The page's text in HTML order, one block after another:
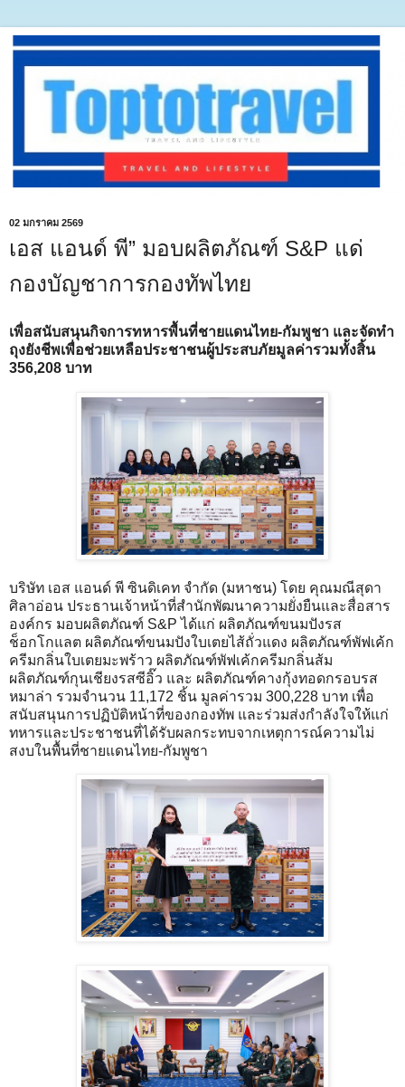
02 มกราคม 2569
เอส แอนด์ พี” มอบผลิตภัณฑ์ S&P แด่
กองบัญชาการกองทัพไทย
เพื่อสนับสนุนกิจการทหารพื้นที่ชายแดนไทย-กัมพูชา และจัดทำ
ถุงยังชีพเพื่อช่วยเหลือประชาชนผู้ประสบภัยมูลค่ารวมทั้งสิ้น
356,208 บาท
บริษัท เอส แอนด์ พี ซินดิเคท จำกัด (มหาชน) โดย คุณมณีสุดา
ศิลาอ่อน ประธานเจ้าหน้าที่สำนักพัฒนาความยั่งยืนและสื่อสาร
องค์กร มอบผลิตภัณฑ์ S&P ได้แก่ ผลิตภัณฑ์ขนมปังรส
ช็อกโกแลต ผลิตภัณฑ์ขนมปังใบเตยไส้ถั่วแดง ผลิตภัณฑ์พัฟเค้ก
ครีมกลิ่นใบเตยมะพร้าว ผลิตภัณฑ์พัฟเค้กครีมกลิ่นส้ม
ผลิตภัณฑ์กุนเชียงรสซีอิ๊ว และ ผลิตภัณฑ์คางกุ้งทอดกรอบรส
หมาล่า รวมจำนวน 11,172 ชิ้น มูลค่ารวม 300,228 บาท เพื่อ
สนับสนุนการปฏิบัติหน้าที่ของกองทัพ และร่วมส่งกำลังใจให้แก่
ทหารและประชาชนที่ได้รับผลกระทบจากเหตุการณ์ความไม่
สงบในพื้นที่ชายแดนไทย-กัมพูชา